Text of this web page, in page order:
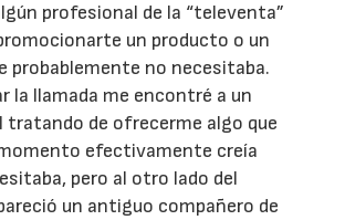
profesional de la “televenta”
un producto o un
probablemente no necesitaba.
la llamada me encontré a un
tratando de ofrecerme algo que
efectivamente creía
pero al otro lado del
un antiguo compañero de